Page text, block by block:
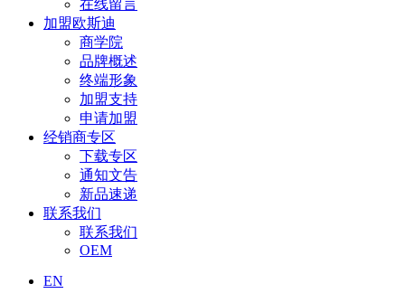
在线留言
加盟欧斯迪
商学院
品牌概述
终端形象
加盟支持
申请加盟
经销商专区
下载专区
通知文告
新品速递
联系我们
联系我们
OEM
EN